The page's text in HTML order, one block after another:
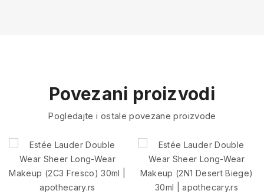
Povezani proizvodi
Pogledajte i ostale povezane proizvode